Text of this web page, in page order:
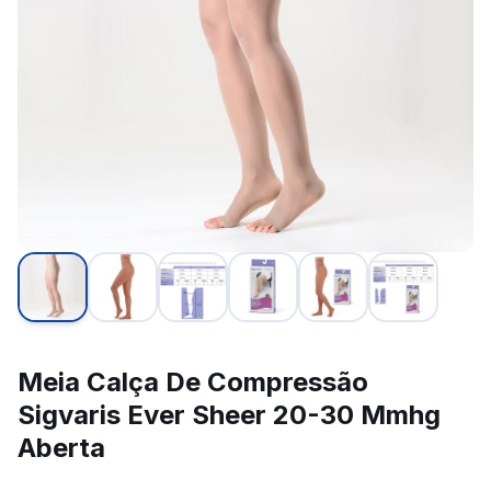
Meia Calça De Compressão
Sigvaris Ever Sheer 20-30 Mmhg
Aberta